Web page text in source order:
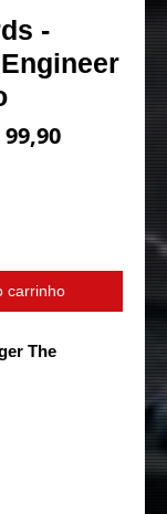
-
99,90Preço
carrinho
The